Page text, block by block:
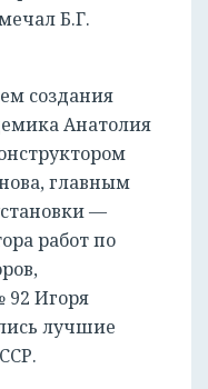
Б.Г.
создания
Анатолия
главным
—
работ по
92 Игоря
лучшие